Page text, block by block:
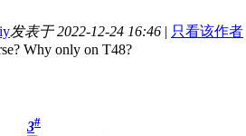
发表于 2022-12-24 16:46 | 只看该作者
Why only on T48?
3#